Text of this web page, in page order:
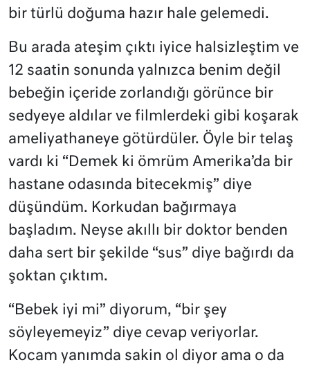
bir türlü doğuma hazır hale gelemedi.
Bu arada ateşim çıktı iyice halsizleştim ve
12 saatin sonunda yalnızca benim değil
bebeğin içeride zorlandığı görünce bir
sedyeye aldılar ve filmlerdeki gibi koşarak
ameliyathaneye götürdüler. Öyle bir telaş
vardı ki “Demek ki ömrüm Amerika’da bir
hastane odasında bitecekmiş” diye
düşündüm. Korkudan bağırmaya
başladım. Neyse akıllı bir doktor benden
daha sert bir şekilde “sus” diye bağırdı da
şoktan çıktım.
“Bebek iyi mi” diyorum, “bir şey
söyleyemeyiz” diye cevap veriyorlar.
Kocam yanımda sakin ol diyor ama o da